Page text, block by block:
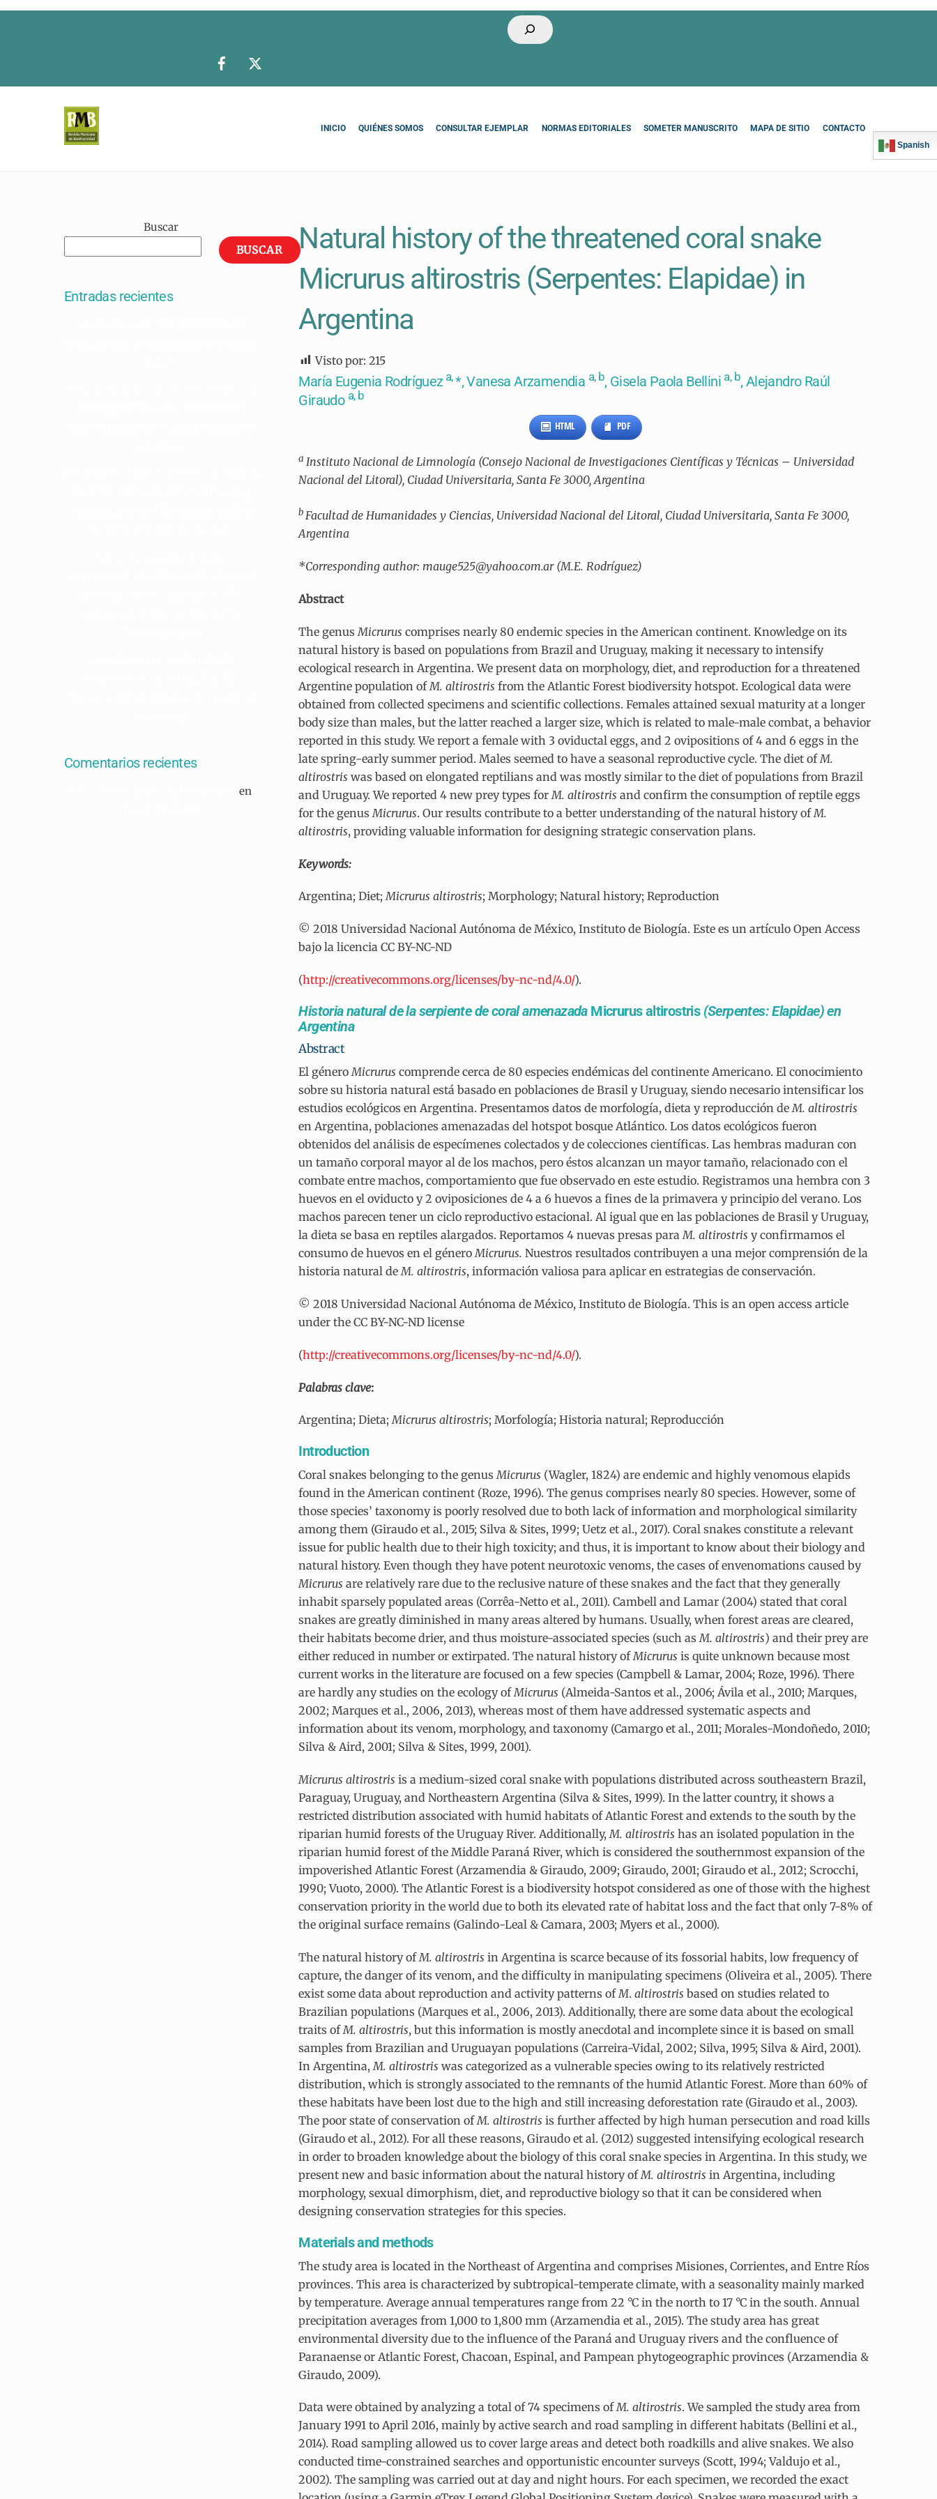
Skip
Buscar
INICIO QUIÉNES SOMOS CONSULTAR EJEMPLAR NORMAS EDITORIALES SOMETER MANUSCRITO MAPA DE SITIO
CONTACTO
Spanish
Natural history of the threatened coral snake
Micrurus altirostris (Serpentes: Elapidae) in
Argentina
Visto por: 215
María Eugenia Rodríguez a,*, Vanesa Arzamendia a, b, Gisela Paola Bellini a, b, Alejandro Raúl
Giraudo a, b
HTML PDF
a Instituto Nacional de Limnología (Consejo Nacional de Investigaciones Científicas y Técnicas – Universidad
Nacional del Litoral), Ciudad Universitaria, Santa Fe 3000, Argentina
b Facultad de Humanidades y Ciencias, Universidad Nacional del Litoral, Ciudad Universitaria, Santa Fe 3000,
Argentina
*Corresponding author: mauge525@yahoo.com.ar (M.E. Rodríguez)
Abstract
The genus Micrurus comprises nearly 80 endemic species in the American continent. Knowledge on its
natural history is based on populations from Brazil and Uruguay, making it necessary to intensify
ecological research in Argentina. We present data on morphology, diet, and reproduction for a threatened
Argentine population of M. altirostris from the Atlantic Forest biodiversity hotspot. Ecological data were
obtained from collected specimens and scientific collections. Females attained sexual maturity at a longer
body size than males, but the latter reached a larger size, which is related to male-male combat, a behavior
reported in this study. We report a female with 3 oviductal eggs, and 2 ovipositions of 4 and 6 eggs in the
late spring-early summer period. Males seemed to have a seasonal reproductive cycle. The diet of M.
altirostriswas based on elongated reptilians and was mostly similar to the diet of populations from Brazil
and Uruguay. We reported 4 new prey types for M. altirostris and confirm the consumption of reptile eggs
for the genus Micrurus. Our results contribute to a better understanding of the natural history of M.
altirostris, providing valuable information for designing strategic conservation plans.
Keywords:
Argentina; Diet;Micrurus altirostris; Morphology; Natural history; Reproduction
© 2018 Universidad Nacional Autónoma de México, Instituto de Biología. Este es un artículo Open Access
bajo la licencia CC BY-NC-ND
(http://creativecommons.org/licenses/by-nc-nd/4.0/).
Historia natural de la serpiente de coral amenazada Micrurus altirostris(Serpentes: Elapidae) en
Argentina
Abstract
El géneroMicrurus comprende cerca de 80 especies endémicas del continente Americano. El conocimiento
sobre su historia natural está basado en poblaciones de Brasil y Uruguay, siendo necesario intensificar los
estudios ecológicos en Argentina. Presentamos datos de morfología, dieta y reproducción deM. altirostris
en Argentina, poblaciones amenazadas del hotspot bosque Atlántico. Los datos ecológicos fueron
obtenidos del análisis de especímenes colectados y de colecciones científicas. Las hembras maduran con
un tamaño corporal mayor al de los machos, pero éstos alcanzan un mayor tamaño, relacionado con el
combate entre machos, comportamiento que fue observado en este estudio. Registramos una hembra con 3
huevos en el oviducto y 2 oviposiciones de 4 a 6 huevos a fines de la primavera y principio del verano. Los
machos parecen tener un ciclo reproductivo estacional. Al igual que en las poblaciones de Brasil y Uruguay,
la dieta se basa en reptiles alargados. Reportamos 4 nuevas presas paraM. altirostris y confirmamos el
consumo de huevos en el géneroMicrurus.Nuestros resultados contribuyen a una mejor comprensión de la
historia natural deM. altirostris, información valiosa para aplicar en estrategias de conservación.
© 2018 Universidad Nacional Autónoma de México, Instituto de Biología. This is an open access article
under the CC BY-NC-ND license
(http://creativecommons.org/licenses/by-nc-nd/4.0/).
Palabras clave:
Argentina; Dieta;Micrurus altirostris; Morfología; Historia natural; Reproducción
Introduction
Coral snakes belonging to the genusMicrurus (Wagler, 1824) are endemic and highly venomous elapids
found in the American continent (Roze, 1996). The genus comprises nearly 80 species. However, some of
those species’ taxonomy is poorly resolved due to both lack of information and morphological similarity
among them (Giraudo et al., 2015; Silva & Sites, 1999; Uetz et al., 2017). Coral snakes constitute a relevant
issue for public health due to their high toxicity; and thus, it is important to know about their biology and
natural history. Even though they have potent neurotoxic venoms, the cases of envenomations caused by
Micrurus are relatively rare due to the reclusive nature of these snakes and the fact that they generally
inhabit sparsely populated areas (Corrêa-Netto et al., 2011). Cambell and Lamar (2004) stated that coral
snakes are greatly diminished in many areas altered by humans. Usually, when forest areas are cleared,
their habitats become drier, and thus moisture-associated species (such asM. altirostris) and their prey are
either reduced in number or extirpated. The natural history ofMicrurusis quite unknown because most
current works in the literature are focused on a few species (Campbell & Lamar, 2004; Roze, 1996). There
are hardly any studies on the ecology ofMicrurus (Almeida-Santos et al., 2006; Ávila et al., 2010; Marques,
2002; Marques et al., 2006, 2013), whereas most of them have addressed systematic aspects and
information about its venom, morphology, and taxonomy (Camargo et al., 2011; Morales-Mondoñedo, 2010;
Silva & Aird, 2001; Silva & Sites, 1999, 2001).
Micrurus altirostris is a medium-sized coral snake with populations distributed across southeastern Brazil,
Paraguay, Uruguay, and Northeastern Argentina (Silva & Sites, 1999). In the latter country, it shows a
restricted distribution associated with humid habitats of Atlantic Forest and extends to the south by the
riparian humid forests of the Uruguay River. Additionally, M. altirostrishas an isolated population in the
riparian humid forest of the Middle Paraná River, which is considered the southernmost expansion of the
impoverished Atlantic Forest (Arzamendia & Giraudo, 2009; Giraudo, 2001; Giraudo et al., 2012; Scrocchi,
1990; Vuoto, 2000). The Atlantic Forest is a biodiversity hotspot considered as one of those with the highest
conservation priority in the world due to both its elevated rate of habitat loss and the fact that only 7-8% of
the original surface remains (Galindo-Leal & Camara, 2003; Myers et al., 2000).
The natural history of M. altirostris in Argentina is scarce because of its fossorial habits, low frequency of
capture, the danger of its venom, and the difficulty in manipulating specimens (Oliveira et al., 2005). There
exist some data about reproduction and activity patterns of M.altirostris based on studies related to
Brazilian populations (Marques et al., 2006, 2013). Additionally, there are some data about the ecological
traits of M. altirostris, but this information is mostly anecdotal and incomplete since it is based on small
samples from Brazilian and Uruguayan populations (Carreira-Vidal, 2002; Silva, 1995; Silva & Aird, 2001).
In Argentina, M. altirostriswas categorized as a vulnerable species owing to its relatively restricted
distribution, which is strongly associated to the remnants of the humid Atlantic Forest. More than 60% of
these habitats have been lost due to the high and still increasing deforestation rate (Giraudo et al., 2003).
The poor state of conservation of M. altirostrisis further affected by high human persecution and road kills
(Giraudo et al., 2012). For all these reasons, Giraudo et al. (2012) suggested intensifying ecological research
in order to broaden knowledge about the biology of this coral snake species in Argentina. In this study, we
present new and basic information about the natural history of M. altirostris in Argentina, including
morphology, sexual dimorphism, diet, and reproductive biology so that it can be considered when
designing conservation strategies for this species.
Materials and methods
The study area is located in the Northeast of Argentina and comprises Misiones, Corrientes, and Entre Ríos
provinces. This area is characterized by subtropical-temperate climate, with a seasonality mainly marked
by temperature. Average annual temperatures range from 22 °C in the north to 17 °C in the south. Annual
precipitation averages from 1,000 to 1,800 mm (Arzamendia et al., 2015). The study area has great
environmental diversity due to the influence of the Paraná and Uruguay rivers and the confluence of
Paranaense or Atlantic Forest, Chacoan, Espinal, and Pampean phytogeographic provinces (Arzamendia &
Giraudo, 2009).
Data were obtained by analyzing a total of 74 specimens ofM. altirostris. We sampled the study area from
January 1991 to April 2016, mainly by active search and road sampling in different habitats (Bellini et al.,
2014). Road sampling allowed us to cover large areas and detect both roadkills and alive snakes. We also
conducted time-constrained searches and opportunistic encounter surveys (Scott, 1994; Valdujo et al.,
2002). The sampling was carried out at day and night hours. For each specimen, we recorded the exact
Buscar
BUSCAR
Entradas recientes
Comentarios recientes
en